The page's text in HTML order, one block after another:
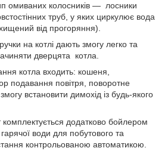
омиваних колосників — лосники
труб, у яких циркулює вода
від прогоряння).
на котлі дають змогу легко та
дверцята котла.
котла входить: кошеня,
подавання повітря, поворотне
встановити димохід із будь-якого
додатково бойлером
води для побутового та
контрольованою автоматикою.